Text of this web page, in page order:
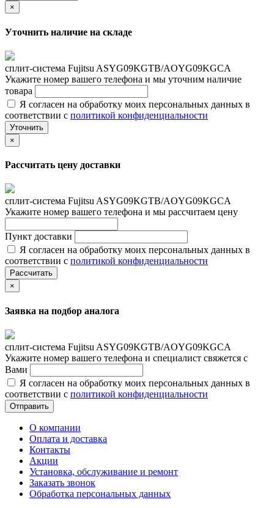
×
Уточнить наличие на складе
сплит-система Fujitsu ASYG09KGTB/AOYG09KGCA
Укажите номер вашего телефона и мы уточним наличие
товара
Я согласен на обработку моих персональных данных в
соответствии с политикой конфиденциальности
Уточнить
×
Рассчитать цену доставки
сплит-система Fujitsu ASYG09KGTB/AOYG09KGCA
Укажите номер вашего телефона и мы рассчитаем цену
Пункт доставки
Я согласен на обработку моих персональных данных в
соответствии с политикой конфиденциальности
Рассчитать
×
Заявка на подбор аналога
сплит-система Fujitsu ASYG09KGTB/AOYG09KGCA
Укажите номер вашего телефона и специалист свяжется с
Вами
Я согласен на обработку моих персональных данных в
соответствии с политикой конфиденциальности
Отправить
О компании
Оплата и доставка
Контакты
Акции
Установка, обслуживание и ремонт
Заказать звонок
Обработка персональных данных